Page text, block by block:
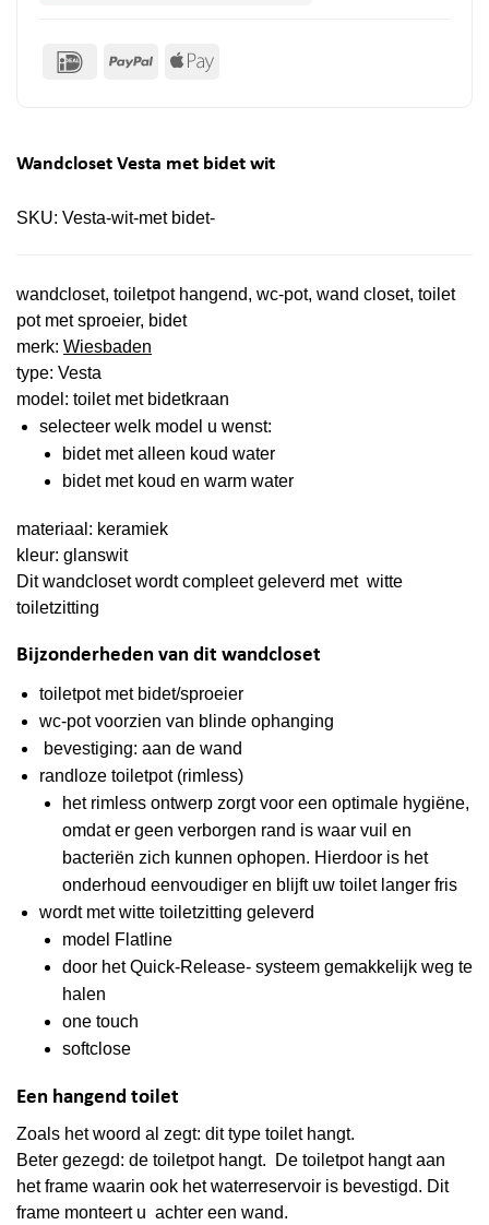
IDeal PayPal Apple
Wandcloset Vesta met bidet wit
SKU: Vesta-wit-met bidet-
wandcloset, toiletpot hangend, wc-pot, wand closet, toilet
pot met sproeier, bidet
merk: Wiesbaden
type: Vesta
model: toilet met bidetkraan
selecteer welk model u wenst:
bidet met alleen koud water
bidet met koud en warm water
materiaal: keramiek
kleur: glanswit
Dit wandcloset wordt compleet geleverd met witte
toiletzitting
Bijzonderheden van dit wandcloset
toiletpot met bidet/sproeier
wc-pot voorzien van blinde ophanging
bevestiging: aan de wand
randloze toiletpot (rimless)
het rimless ontwerp zorgt voor een optimale hygiëne,
omdat er geen verborgen rand is waar vuil en
bacteriën zich kunnen ophopen. Hierdoor is het
onderhoud eenvoudiger en blijft uw toilet langer fris
wordt met witte toiletzitting geleverd
model Flatline
door het Quick-Release- systeem gemakkelijk weg te
halen
one touch
softclose
Een hangend toilet
Zoals het woord al zegt: dit type toilet hangt.
Beter gezegd: de toiletpot hangt. De toiletpot hangt aan
het frame waarin ook het waterreservoir is bevestigd. Dit
frame monteert u achter een wand.